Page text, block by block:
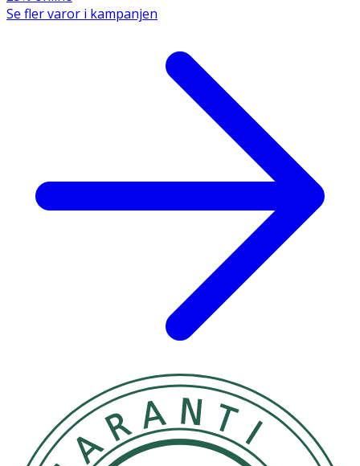
Butane, Alcohol Denat., Isobutane, Propane, Aluminum
Silica, Hydrolyzed Soy Protein, Triethyl Citrate, Panthenol,
Aqua, Citric Acid, Potassium Sorbate, Phenoxyethanol,
Se fler varor i kampanjen